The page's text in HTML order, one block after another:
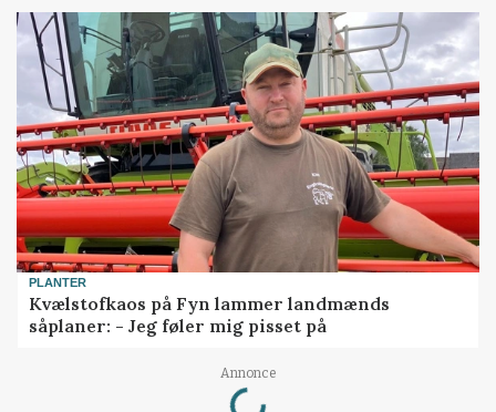
PLANTER
Kvælstofkaos på Fyn lammer landmænds
såplaner: - Jeg føler mig pisset på
Annonce
Loading...